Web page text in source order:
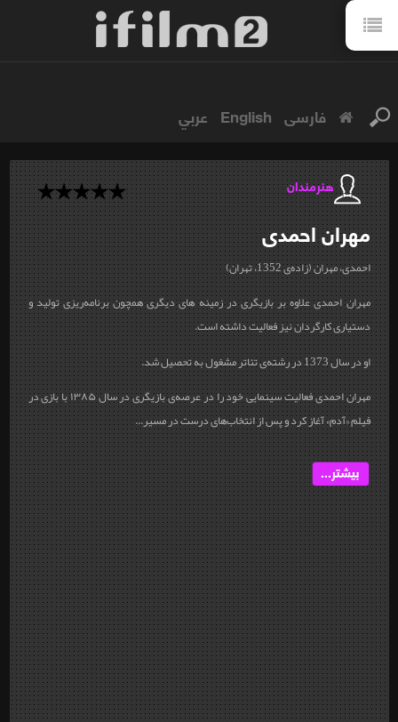
فارسی English عربي
هنرمندان
مهراناحمدی
احمدی، مهران (زاده‌ی 1352، تهران)
مهران احمدی علاوه بر بازیگری در زمینه های دیگری همچون برنامه‌ریزی تولید و
دستیاری کارگردان نیز فعالیت داشته است.
او در سال 1373 در رشته‌ی تئاتر مشغول به تحصیل شد.
مهران احمدی فعالیت سینمایی خود را در عرصه‌ی بازیگری در سال ۱۳۸۵ با بازی در
فیلم «آدم» آغاز کرد و پس از انتخاب‌های درست در مسیر...
بیشتر...